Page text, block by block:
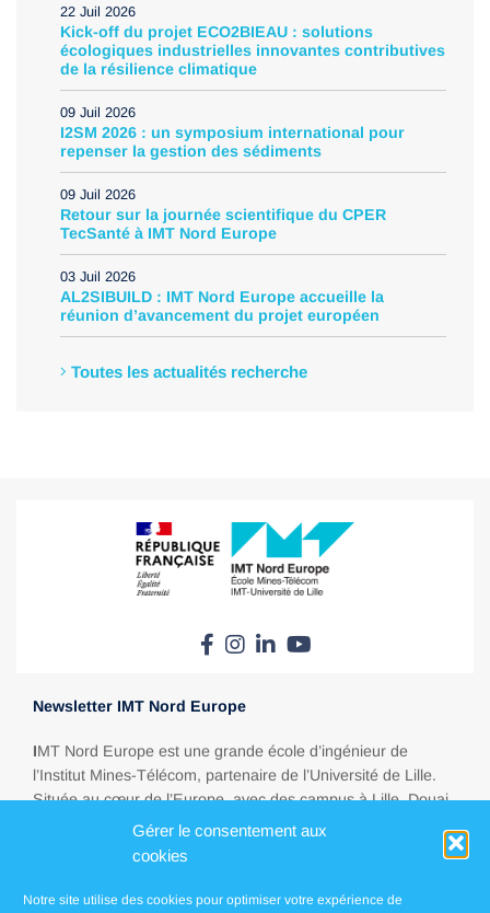
Gérer le consentement aux
cookies
Notre site utilise des cookies pour optimiser votre expérience de
22 Juil 2026
Kick-off du projet ECO2BIEAU : solutions
écologiques industrielles innovantes contributives
de la résilience climatique
09 Juil 2026
I2SM 2026 : un symposium international pour
repenser la gestion des sédiments
09 Juil 2026
Retour sur la journée scientifique du CPER
TecSanté à IMT Nord Europe
03 Juil 2026
AL2SIBUILD : IMT Nord Europe accueille la
réunion d’avancement du projet européen
Toutes les actualités recherche
Newsletter IMT Nord Europe
IMT Nord Europe est une grande école d’ingénieur de
l’Institut Mines-Télécom, partenaire de l’Université de Lille.
Située au cœur de l’Europe, avec des campus à Lille, Douai,
Valenciennes, Dunkerque et Alençon, elle forme les cadres
dont le monde a besoin pour porter les transitions